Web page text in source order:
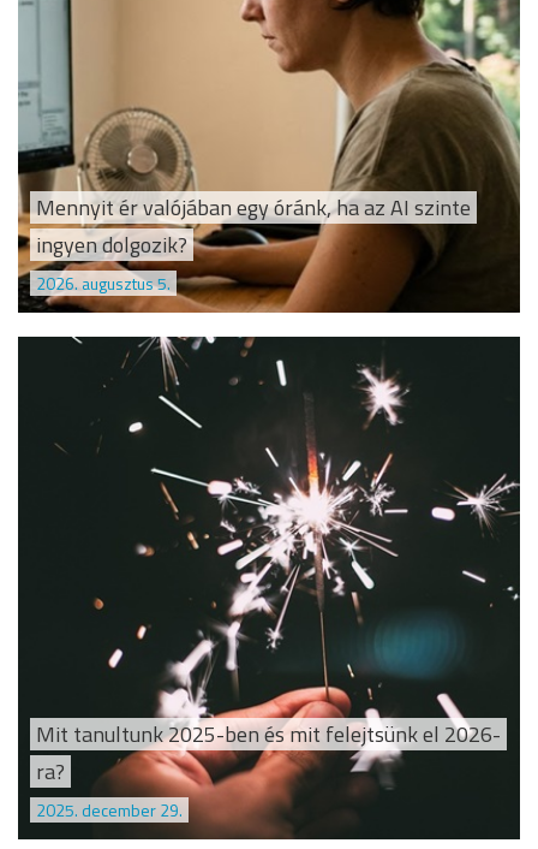
Mennyit ér valójában egy óránk, ha az AI szinte
ingyen dolgozik?
2026. augusztus 5.
Mit tanultunk 2025-ben és mit felejtsünk el 2026-
ra?
2025. december 29.